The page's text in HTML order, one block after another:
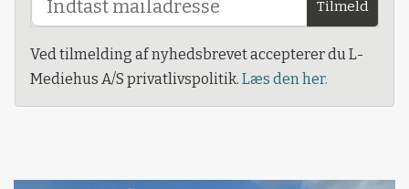
Tilmeld
Ved tilmelding af nyhedsbrevet accepterer du L-
Mediehus A/S privatlivspolitik. Læs den her.